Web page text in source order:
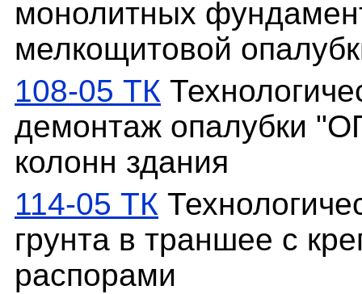
монолитных
мелкощитовой
108-05 ТК
демонтаж опалубки
колонн здания
114-05 ТК
грунта в траншее с
распорами